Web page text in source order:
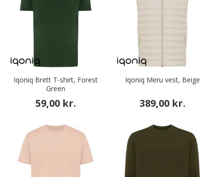
Iqoniq Brett T-shirt, Forest
Green
59,00 kr.
Iqoniq Meru vest, Beige
389,00 kr.